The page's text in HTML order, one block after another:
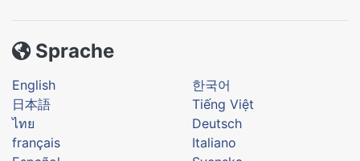
Sprache
English
한국어
日本語
Tiếng Việt
ไทย
Deutsch
français
Italiano